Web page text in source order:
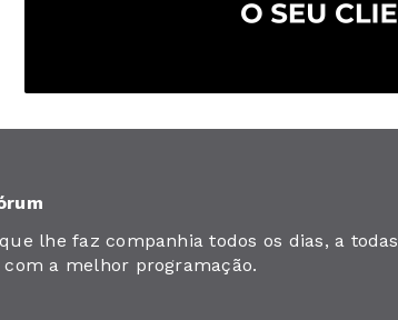
lhe faz companhia todos os dias, a todas
com a melhor programação.